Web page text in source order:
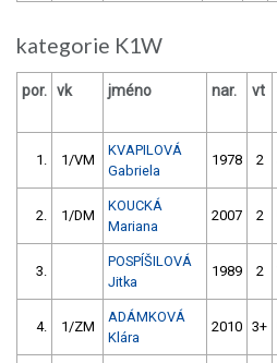
kategorie K1W
por. vk jméno nar. vt
1. 1/VM
KVAPILOVÁ
Gabriela
1978 2
2. 1/DM
KOUCKÁ
Mariana
2007 2
3.
POSPÍŠILOVÁ
Jitka
1989 2
4. 1/ZM
ADÁMKOVÁ
Klára
2010 3+